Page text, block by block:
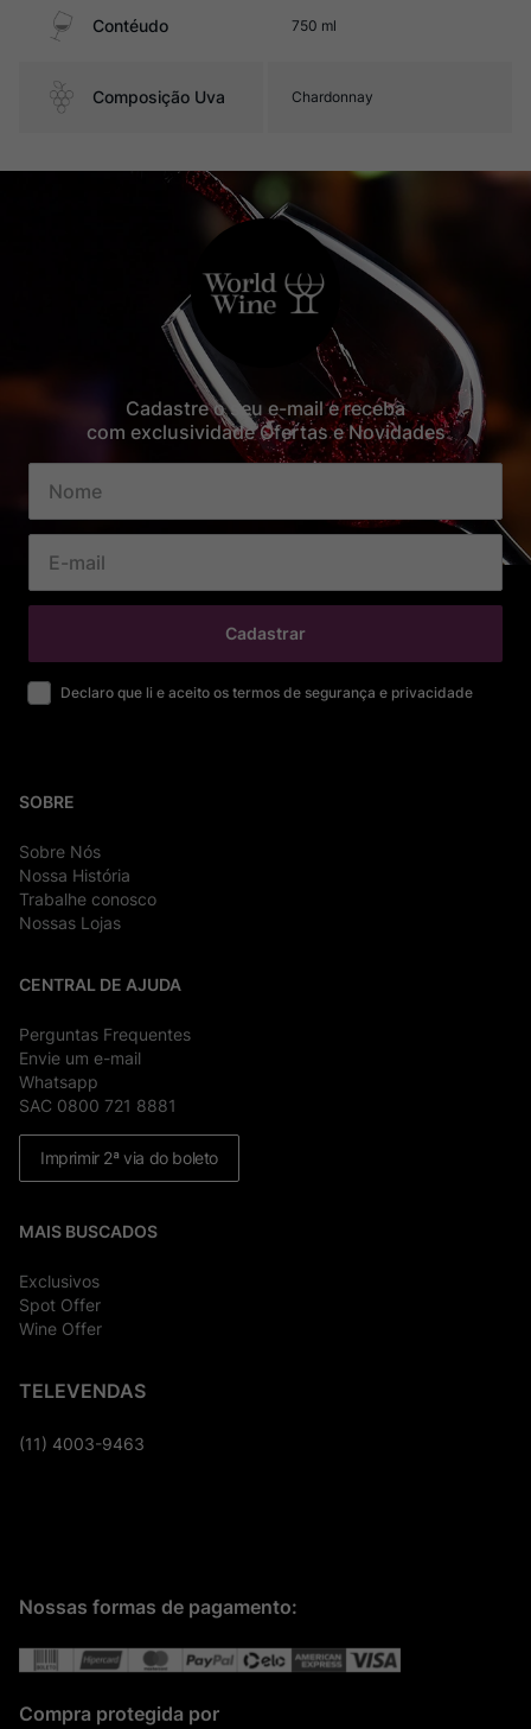
Contéudo 750 ml
Composição Uva Chardonnay
Cadastre o seu e-mail e receba
com exclusividade Ofertas e Novidades
Cadastrar
Declaro que li e aceito os termos de segurança e privacidade
SOBRE
Sobre Nós
Nossa História
Trabalhe conosco
Nossas Lojas
CENTRAL DE AJUDA
Perguntas Frequentes
Envie um e-mail
Whatsapp
SAC 0800 721 8881
Imprimir 2ª via do boleto
MAIS BUSCADOS
Exclusivos
Spot Offer
Wine Offer
TELEVENDAS
(11) 4003-9463
Nossas formas de pagamento:
Compra protegida por